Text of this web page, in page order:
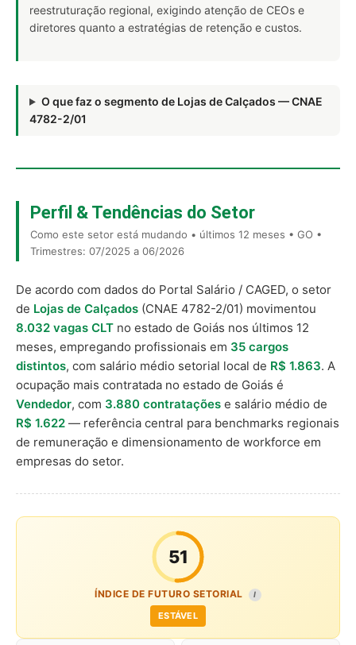
reestruturação regional, exigindo atenção de CEOs e
diretores quanto a estratégias de retenção e custos.
O que faz o segmento de Lojas de Calçados — CNAE
4782-2/01
Perfil & Tendências do Setor
Como este setor está mudando • últimos 12 meses • GO •
Trimestres: 07/2025 a 06/2026
De acordo com dados do Portal Salário / CAGED, o setor
de Lojas de Calçados (CNAE 4782-2/01) movimentou
8.032 vagas CLT no estado de Goiás nos últimos 12
meses, empregando profissionais em 35 cargos
distintos, com salário médio setorial local de R$ 1.863. A
ocupação mais contratada no estado de Goiás é
Vendedor, com 3.880 contratações e salário médio de
R$ 1.622 — referência central para benchmarks regionais
de remuneração e dimensionamento de workforce em
empresas do setor.
51
ÍNDICE DE FUTURO SETORIAL I
ESTÁVEL